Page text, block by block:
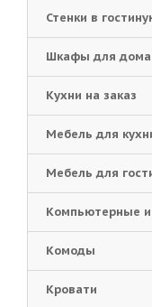
Стенки в
Шкафы для дома
Кухни на заказ
Мебель для
Мебель для
Компьютерные
Комоды
Кровати